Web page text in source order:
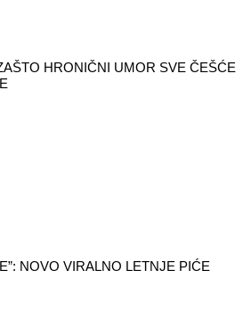
HRONIČNI UMOR SVE ČEŠĆE
NOVO VIRALNO LETNJE PIĆE